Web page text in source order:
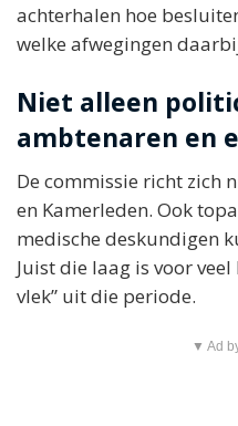
achterhalen hoe
welke afwegingen
Niet alleen
ambtenaren en
De commissie richt zich
en Kamerleden. Ook
medische deskundigen
Juist die laag is voor
vlek” uit die periode.
▼ Ad